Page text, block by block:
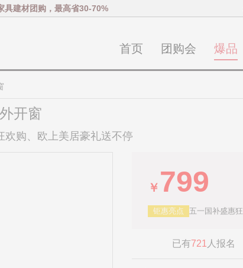
具建材团购，最高省30-70%
首页 团购会 爆品
开窗
欢购、欧上美居豪礼送不停
￥ 799
钜惠亮点 五一国补盛惠
已有721 人报名